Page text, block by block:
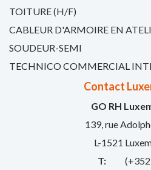
TOITURE (H/F)
CABLEUR D'ARMOIRE EN
SOUDEUR-SEMI
TECHNICO COMMERCIAL
Contact
GO RH
139, rue
L-1521
T: